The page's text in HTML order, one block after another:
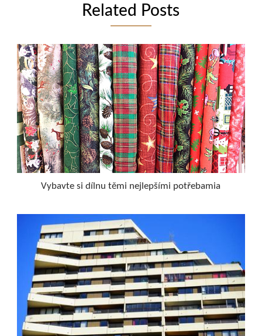
Related Posts
Vybavte si dílnu těmi nejlepšími potřebamia